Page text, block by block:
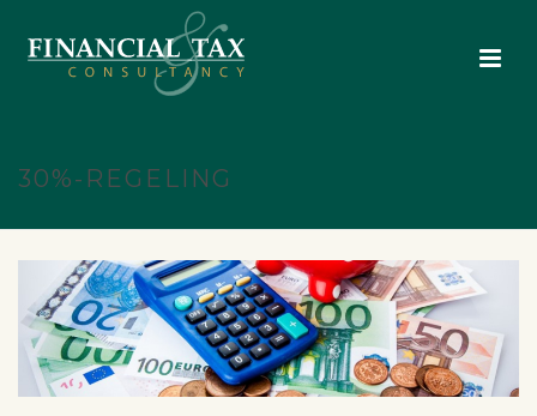
30%-REGELING